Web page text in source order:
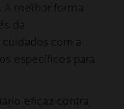
A melhor forma
da
com a
específicos para
eficaz contra